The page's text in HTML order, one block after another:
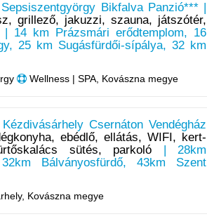
Bikfalva Panzió*** |
grillező, jakuzzi, szauna, játszótér,
| 14 km Prázsmári erődtemplom, 16
25 km Sugásfürdői-sípálya, 32 km
Wellness | SPA, Kovászna megye
Csernáton Vendégház
ebédlő, ellátás, WIFI, kert-
sütés, parkoló | 28km
32km Bálványosfürdő, 43km Szent
Kovászna megye